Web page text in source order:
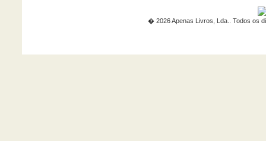
� 2026 Apenas Livros, Lda.. Todos os